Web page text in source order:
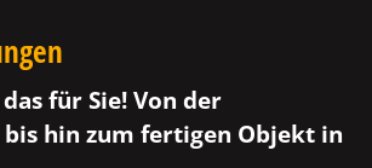
für Sie! Von der
hin zum fertigen Objekt in